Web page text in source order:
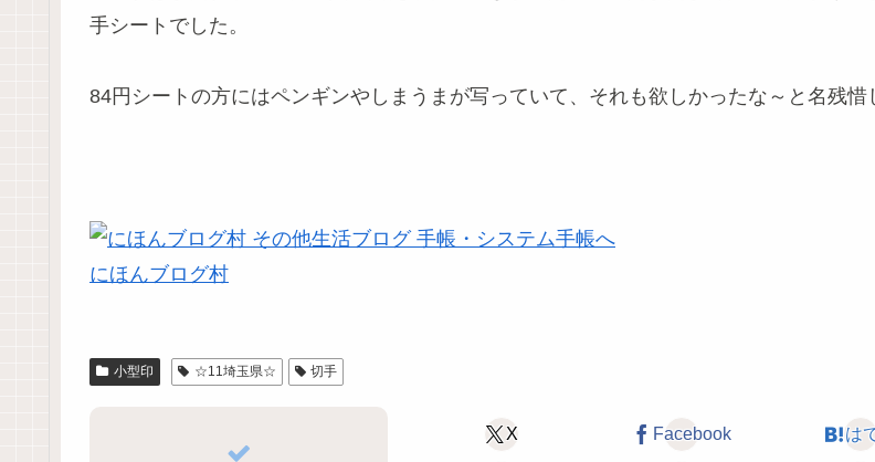
手シートでした。
84円シートの方にはペンギンやしまうまが写っていて、それも欲しかったな～と名残惜
にほんブログ村
小型印 ☆11埼玉県☆ 切手
X Facebook は